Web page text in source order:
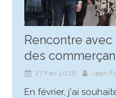
Rencontre
des
27 Fév 2026 Jean
En février, j'ai